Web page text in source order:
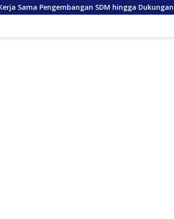
SDM hingga Dukungan Asrama Mahasiswa